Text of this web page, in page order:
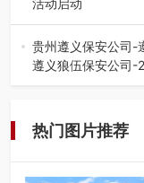
活动启动
七月的贵阳，清风
弦乐（合唱）艺术
贵州遵义保安公司-
遵义狼伍保安公司-
热门图片推荐